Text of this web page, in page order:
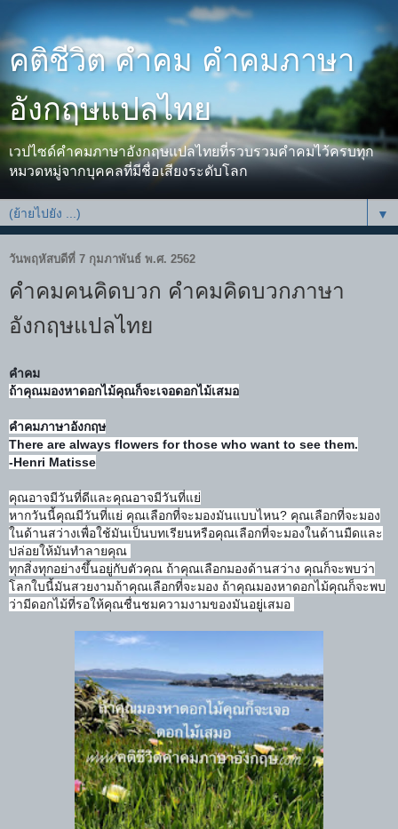
คติชีวิต คำคม คำคมภาษา
อังกฤษแปลไทย
เวปไซด์คำคมภาษาอังกฤษแปลไทยที่รวบรวมคำคมไว้ครบทุก
หมวดหมู่จากบุคคลที่มีชื่อเสียงระดับโลก
▼
วันพฤหัสบดีที่ 7 กุมภาพันธ์ พ.ศ. 2562
คำคมคนคิดบวก คำคมคิดบวกภาษา
อังกฤษแปลไทย
คำคม
ถ้าคุณมองหาดอกไม้คุณก็จะเจอดอกไม้เสมอ
คำคมภาษาอังกฤษ
There are always flowers for those who want to see them.
-Henri Matisse
คุณอาจมีวันที่ดีและคุณอาจมีวันที่แย่
หากวันนี้คุณมีวันที่แย่ คุณเลือกที่จะมองมันแบบไหน? คุณเลือกที่จะมอง
ในด้านสว่างเพื่อใช้มันเป็นบทเรียนหรือคุณเลือกที่จะมองในด้านมืดและ
ปล่อยให้มันทำลายคุณ
ทุกสิ่งทุกอย่างขึ้นอยู่กับตัวคุณ ถ้าคุณเลือกมองด้านสว่าง คุณก็จะพบว่า
โลกใบนี้มันสวยงามถ้าคุณเลือกที่จะมอง ถ้าคุณมองหาดอกไม้คุณก็จะพบ
ว่ามีดอกไม้ที่รอให้คุณชื่นชมความงามของมันอยู่เสมอ